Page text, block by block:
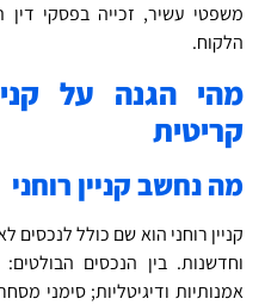
עשיר, זכייה בפסקי דין
הגנה על
נחשב קניין רוחני
רוחני הוא שם כולל לנכסים לא
בין הנכסים הבולטים:
ודיגיטליות; סימני מסחר